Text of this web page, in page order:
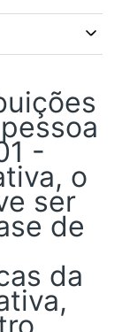
-
o
ser
de
da